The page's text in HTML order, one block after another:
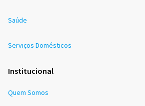
Saúde
Serviços Domésticos
Institucional
Quem Somos